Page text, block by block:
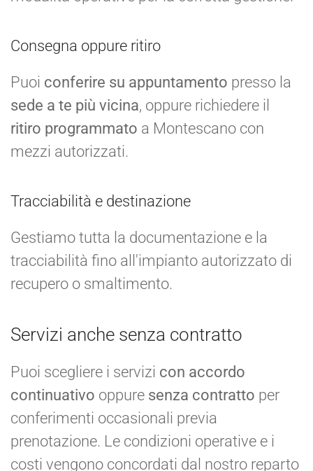
Consegna oppure ritiro
Puoi conferire su appuntamento presso la
sede a te più vicina, oppure richiedere il
ritiro programmato a Montescano con
mezzi autorizzati.
Tracciabilità e destinazione
Gestiamo tutta la documentazione e la
tracciabilità fino all'impianto autorizzato di
recupero o smaltimento.
Servizi anche senza contratto
Puoi scegliere i servizi con accordo
continuativo oppure senza contratto per
conferimenti occasionali previa
prenotazione. Le condizioni operative e i
costi vengono concordati dal nostro reparto